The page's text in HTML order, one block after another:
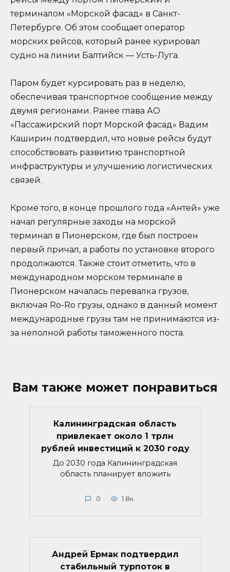
терминалом «Морской фасад» в Санкт-
Петербурге. Об этом сообщает оператор
морских рейсов, который ранее курировал
судно на линии Балтийск — Усть-Луга.
Паром будет курсировать раз в неделю,
обеспечивая транспортное сообщение между
двумя регионами. Ранее глава АО
«Пассажирский порт Морской фасад» Вадим
Каширин подтвердил, что новые рейсы будут
способствовать развитию транспортной
инфраструктуры и улучшению логистических
связей.
Кроме того, в конце прошлого года «Антей» уже
начал регулярные заходы на морской
терминал в Пионерском, где был построен
первый причал, а работы по установке второго
продолжаются. Также стоит отметить, что в
международном морском терминале в
Пионерском началась перевалка грузов,
включая Ro-Ro грузы, однако в данный момент
международные грузы там не принимаются из-
за неполной работы таможенного поста.
Вам также может понравиться
Калининградская область
привлекает около 1 трлн
рублей инвестиций к 2030 году
До 2030 года Калининградская
область планирует вложить
0 1.8к.
Андрей Ермак подтвердил
стабильный турпоток в